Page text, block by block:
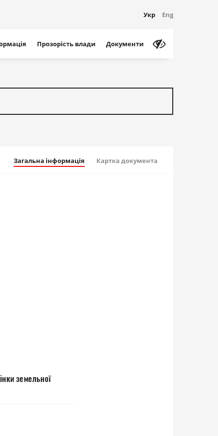
Укр Eng
Прозорість влади Документи
Загальна інформація Картка документа
земельної